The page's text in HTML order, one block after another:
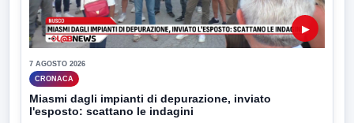
▶
7 AGOSTO 2026
CRONACA
Miasmi dagli impianti di depurazione, inviato
l'esposto: scattano le indagini